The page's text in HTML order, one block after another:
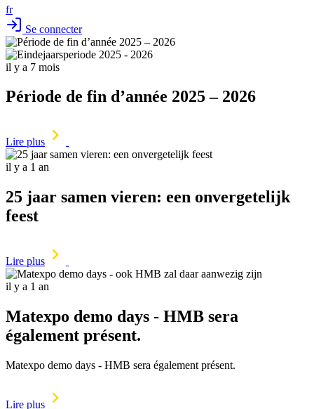
fr
Se connecter
il y a 7 mois
Période de fin d’année 2025 – 2026
Lire plus
il y a 1 an
25 jaar samen vieren: een onvergetelijk
feest
Lire plus
il y a 1 an
Matexpo demo days - HMB sera
également présent.
Matexpo demo days - HMB sera également présent.
Lire plus